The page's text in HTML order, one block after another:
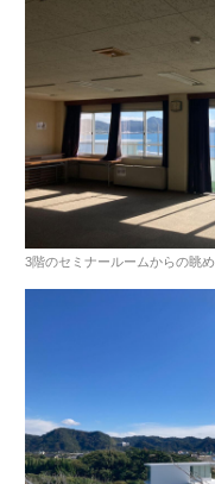
3階のセミナールームからの眺